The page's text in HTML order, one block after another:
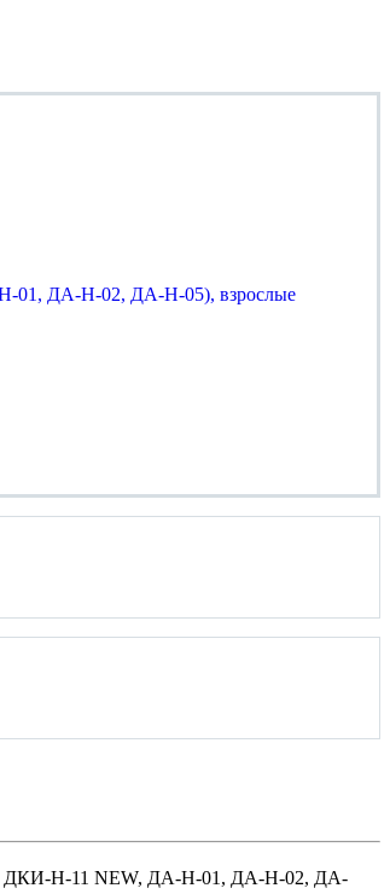
ДКИ-Н-11 NEW, ДА-Н-01, ДА-Н-02, ДА-